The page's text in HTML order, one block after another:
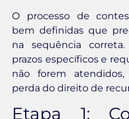
O processo de
bem definidas que
na sequência
prazos específicos e
não forem
perda do direito de
Etapa 1: